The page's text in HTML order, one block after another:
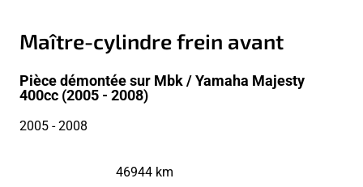
Maître-cylindre frein avant
Pièce démontée sur Mbk / Yamaha Majesty
400cc (2005 - 2008)
2005- 2008
46944 km